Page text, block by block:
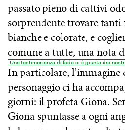
passato pieno di cattivi
sorprendente trovare
bianche e colorate, e
comune a tutte, una nota
Una testimonianza di fede ci è giunta dai
In particolare, l’immagine
personaggio ci ha
giorni: il profeta Giona.
Giona spuntasse a ogni